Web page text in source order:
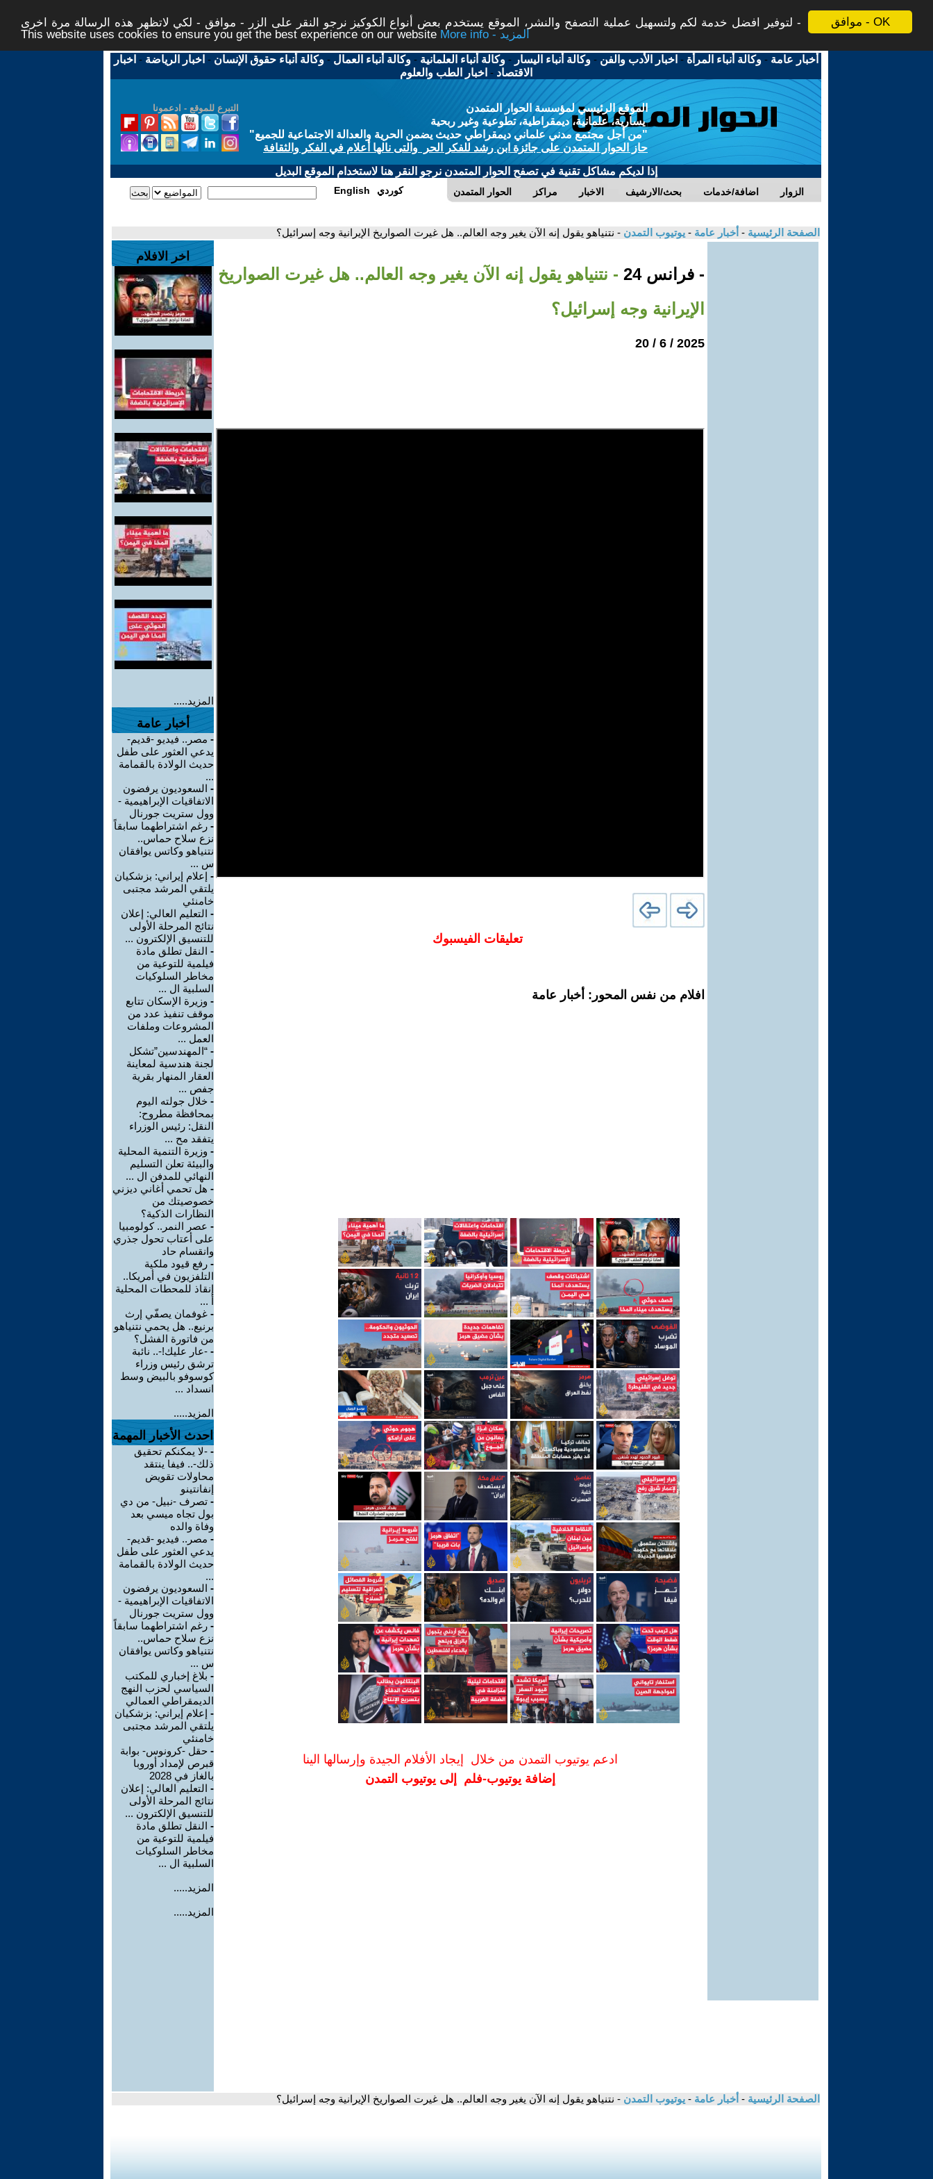
موافق - OK
لتوفير افضل خدمة لكم ولتسهيل عملية التصفح والنشر، الموقع يستخدم بعض أنواع الكوكيز نرجو النقر على الزر - موافق - لكي لاتظهر هذه الرسالة مرة اخرى -
This website uses cookies to ensure you get the best experience on our website
More info - المزيد
أخبار عامة -وكالة أنباء المرأة - اخبار الأدب والفن -وكالة أنباء اليسار -وكالة أنباء العلمانية -وكالة أنباء العمال -وكالة أنباء حقوق الإنسان - اخبار الرياضة - اخبار
الاقتصاد - اخبار الطب والعلوم
التبرع للموقع - ادعمونا
الموقع الرئيسي لمؤسسة الحوار المتمدن
يسارية، علمانية، ديمقراطية، تطوعية وغير ربحية
"من أجل مجتمع مدني علماني ديمقراطي حديث يضمن الحرية والعدالة الاجتماعية للجميع"
حاز الحوار المتمدن على جائزة ابن رشد للفكر الحر والتى نالها أعلام في الفكر والثقافة
إذا لديكم مشاكل تقنية في تصفح الحوار المتمدن نرجو النقر هنا لاستخدام الموقع البديل
الحوار المتمدن مراكز الاخبار بحث/الارشيف اضافة/خدمات الزوار English كوردي
الصفحة الرئيسية - أخبار عامة - يوتيوب التمدن - نتنياهو يقول إنه الآن يغير وجه العالم.. هل غيرت الصواريخ الإيرانية وجه إسرائيل؟
- فرانس 24
- نتنياهو يقول إنه الآن يغير وجه العالم.. هل غيرت الصواريخ
الإيرانية وجه إسرائيل؟
2025 / 6 / 20
تعليقات الفيسبوك
افلام من نفس المحور: أخبار عامة
ادعم يوتيوب التمدن من خلال إيجاد الأفلام الجيدة وإرسالها الينا
إضافة يوتيوب-فلم إلى يوتيوب التمدن
اخر الافلام
المزيد.....
أخبار عامة
- مصر.. فيديو -قديم-
يدعي العثور على طفل
حديث الولادة بالقمامة
...
- السعوديون يرفضون
الاتفاقيات الإبراهيمية -
وول ستريت جورنال
- رغم اشتراطهما سابقاً
نزع سلاح حماس..
نتنياهو وكاتس يوافقان
س ...
- إعلام إيراني: بزشكيان
يلتقي المرشد مجتبى
خامنئي
- التعليم العالي: إعلان
نتائج المرحلة الأولى
للتنسيق الإلكترون ...
- النقل تطلق مادة
فيلمية للتوعية من
مخاطر السلوكيات
السلبية ال ...
- وزيرة الإسكان تتابع
موقف تنفيذ عدد من
المشروعات وملفات
العمل ...
- “المهندسين”تشكل
لجنة هندسية لمعاينة
العقار المنهار بقرية
جفص ...
- خلال جولته اليوم
بمحافظة مطروح:
النقل: رئيس الوزراء
يتفقد مح ...
- وزيرة التنمية المحلية
والبيئة تعلن التسليم
النهائي للمدفن ال ...
- هل تحمي أغاني ديزني
خصوصيتك من
النظارات الذكية؟
- عصر النمر.. كولومبيا
على أعتاب تحول جذري
وانقسام حاد
- رفع قيود ملكية
التلفزيون في أمريكا..
إنقاذ للمحطات المحلية
أ ...
- غوفمان يصفّي إرث
برنيع.. هل يحمي نتنياهو
من فاتورة الفشل؟
- -عار عليك!-.. نائبة
ترشق رئيس وزراء
كوسوفو بالبيض وسط
انسداد ...
المزيد.....
احدث الأخبار المهمة
- -لا يمكنكم تحقيق
ذلك-.. فيفا ينتقد
محاولات تقويض
إنفانتينو
- تصرف -نبيل- من دي
بول تجاه ميسي بعد
وفاة والده
- مصر.. فيديو -قديم-
يدعي العثور على طفل
حديث الولادة بالقمامة
...
- السعوديون يرفضون
الاتفاقيات الإبراهيمية -
وول ستريت جورنال
- رغم اشتراطهما سابقاً
نزع سلاح حماس..
نتنياهو وكاتس يوافقان
س ...
- بلاغ إخباري للمكتب
السياسي لحزب النهج
الديمقراطي العمالي
- إعلام إيراني: بزشكيان
يلتقي المرشد مجتبى
خامنئي
- حقل -كرونوس- بوابة
قبرص لإمداد أوروبا
بالغاز في 2028
- التعليم العالي: إعلان
نتائج المرحلة الأولى
للتنسيق الإلكترون ...
- النقل تطلق مادة
فيلمية للتوعية من
مخاطر السلوكيات
السلبية ال ...
المزيد.....
المزيد.....
الصفحة الرئيسية - أخبار عامة - يوتيوب التمدن - نتنياهو يقول إنه الآن يغير وجه العالم.. هل غيرت الصواريخ الإيرانية وجه إسرائيل؟